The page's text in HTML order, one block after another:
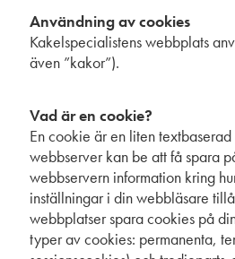
Användning av cookies
Kakelspecialistens webbplats
även ”kakor”).
Vad är en cookie?
En cookie är en liten
webbserver kan be att få spara
webbservern information kring
inställningar i din webbläsare
webbplatser spara cookies på
typer av cookies: permanenta,